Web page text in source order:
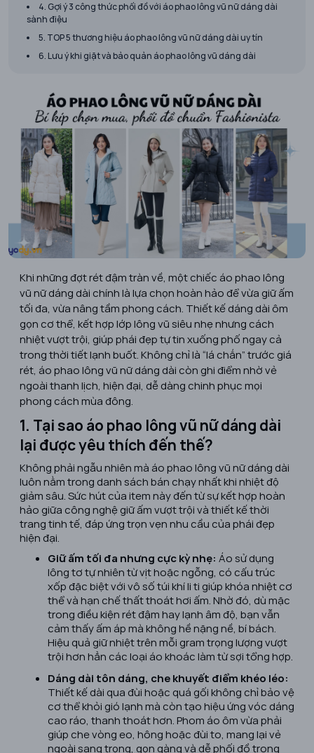
4. Gợi ý 3 công thức phối đồ với áo phao lông vũ nữ dáng dài
sành điệu
5. TOP 5 thương hiệu áo phao lông vũ nữ dáng dài uy tín
6. Lưu ý khi giặt và bảo quản áo phao lông vũ dáng dài
Khi những đợt rét đậm tràn về, một chiếc áo phao lông
vũ nữ dáng dài chính là lựa chọn hoàn hảo để vừa giữ ấm
tối đa, vừa nâng tầm phong cách. Thiết kế dáng dài ôm
gọn cơ thể, kết hợp lớp lông vũ siêu nhẹ nhưng cách
nhiệt vượt trội, giúp phái đẹp tự tin xuống phố ngay cả
trong thời tiết lạnh buốt. Không chỉ là “lá chắn” trước giá
rét, áo phao lông vũ nữ dáng dài còn ghi điểm nhờ vẻ
ngoài thanh lịch, hiện đại, dễ dàng chinh phục mọi
phong cách mùa đông.
1. Tại sao áo phao lông vũ nữ dáng dài
lại được yêu thích đến thế?
Không phải ngẫu nhiên mà áo phao lông vũ nữ dáng dài
luôn nằm trong danh sách bán chạy nhất khi nhiệt độ
giảm sâu. Sức hút của item này đến từ sự kết hợp hoàn
hảo giữa công nghệ giữ ấm vượt trội và thiết kế thời
trang tinh tế, đáp ứng trọn vẹn nhu cầu của phái đẹp
hiện đại.
Giữ ấm tối đa nhưng cực kỳ nhẹ: Áo sử dụng
lông tơ tự nhiên từ vịt hoặc ngỗng, có cấu trúc
xốp đặc biệt với vô số túi khí li ti giúp khóa nhiệt cơ
thể và hạn chế thất thoát hơi ấm. Nhờ đó, dù mặc
trong điều kiện rét đậm hay lạnh âm độ, bạn vẫn
cảm thấy ấm áp mà không hề nặng nề, bí bách.
Hiệu quả giữ nhiệt trên mỗi gram trọng lượng vượt
trội hơn hẳn các loại áo khoác làm từ sợi tổng hợp.
Dáng dài tôn dáng, che khuyết điểm khéo léo:
Thiết kế dài qua đùi hoặc quá gối không chỉ bảo vệ
cơ thể khỏi gió lạnh mà còn tạo hiệu ứng vóc dáng
cao ráo, thanh thoát hơn. Phom áo ôm vừa phải
giúp che vòng eo, hông hoặc đùi to, mang lại vẻ
ngoài sang trọng, gọn gàng và dễ phối đồ trong